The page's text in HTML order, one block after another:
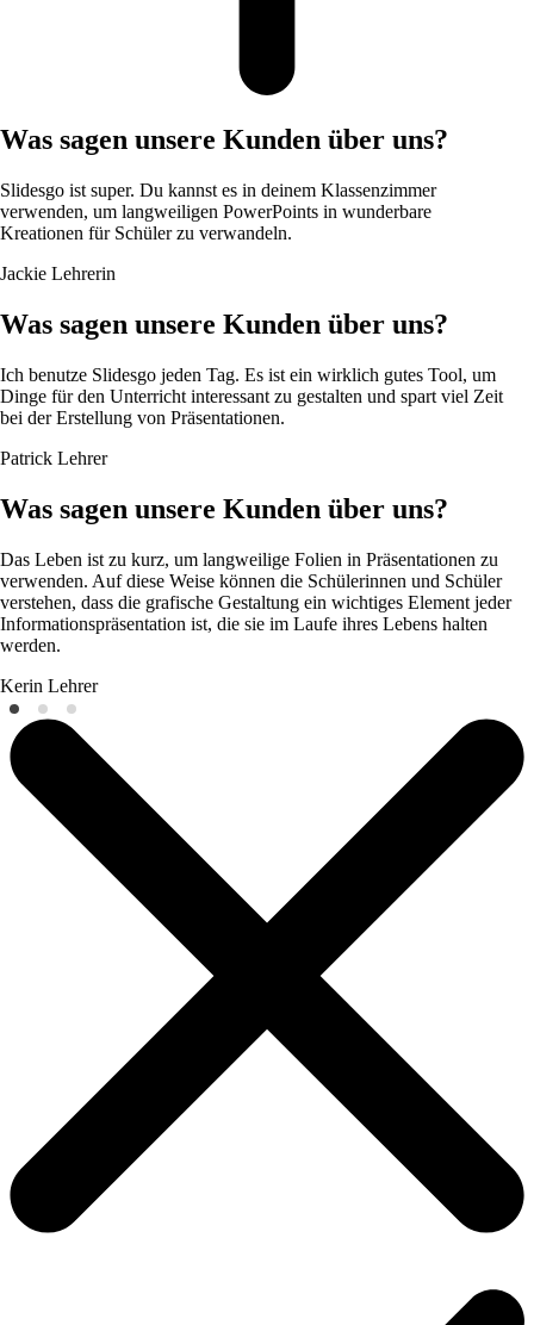
Was sagen unsere Kunden über uns?
Slidesgo ist super. Du kannst es in deinem Klassenzimmer
verwenden, um langweiligen PowerPoints in wunderbare
Kreationen für Schüler zu verwandeln.
Jackie Lehrerin
Was sagen unsere Kunden über uns?
Ich benutze Slidesgo jeden Tag. Es ist ein wirklich gutes Tool, um
Dinge für den Unterricht interessant zu gestalten und spart viel Zeit
bei der Erstellung von Präsentationen.
Patrick Lehrer
Was sagen unsere Kunden über uns?
Das Leben ist zu kurz, um langweilige Folien in Präsentationen zu
verwenden. Auf diese Weise können die Schülerinnen und Schüler
verstehen, dass die grafische Gestaltung ein wichtiges Element jeder
Informationspräsentation ist, die sie im Laufe ihres Lebens halten
werden.
Kerin Lehrer